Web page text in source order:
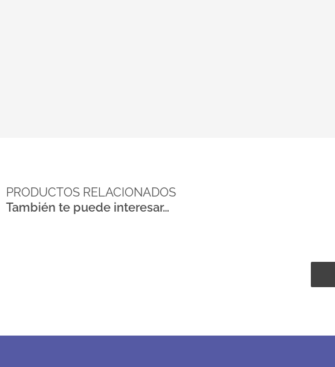
PRODUCTOS RELACIONADOS
También te puede interesar…